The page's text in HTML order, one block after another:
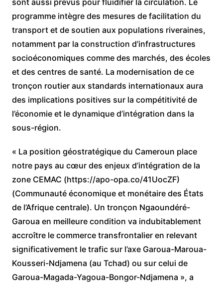
programme intègre des mesures de facilitation du
transport et de soutien aux populations riveraines,
notamment par la construction d’infrastructures
socioéconomiques comme des marchés, des écoles
et des centres de santé. La modernisation de ce
tronçon routier aux standards internationaux aura
des implications positives sur la compétitivité de
l’économie et le dynamique d’intégration dans la
sous-région.
« La position géostratégique du Cameroun place
notre pays au cœur des enjeux d’intégration de la
zone CEMAC (https://apo-opa.co/41UocZF)
(Communauté économique et monétaire des États
de l’Afrique centrale). Un tronçon Ngaoundéré-
Garoua en meilleure condition va indubitablement
accroître le commerce transfrontalier en relevant
significativement le trafic sur l’axe Garoua-Maroua-
Kousseri-Ndjamena (au Tchad) ou sur celui de
Garoua-Magada-Yagoua-Bongor-Ndjamena », a